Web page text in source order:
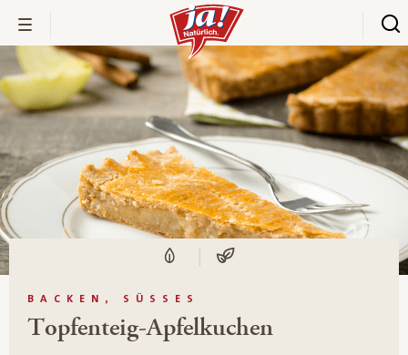
BACKEN, SÜSSES
Topfenteig-Apfelkuchen